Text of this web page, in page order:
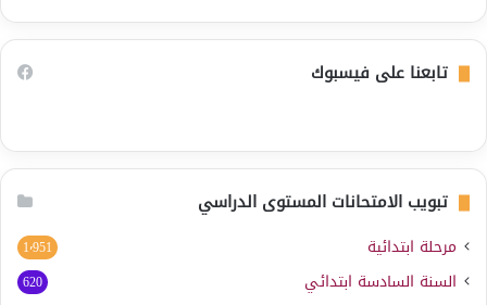
تابعنا على فيسبوك
تبويب الامتحانات المستوى الدراسي
مرحلة ابتدائية 1٬951
السنة السادسة ابتدائي 620